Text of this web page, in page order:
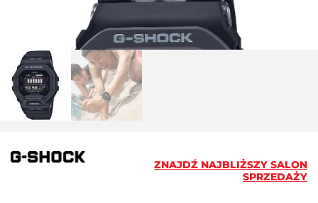
ZNAJDŹ NAJBLIŻSZY SALON
SPRZEDAŻY